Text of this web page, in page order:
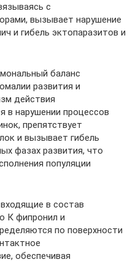
с
вызывает нарушение
и гибель эктопаразитов и
баланс
развития и
действия
в нарушении процессов
препятствует
и вызывает гибель
фазах развития, что
популяции
в состав
К фипронил и
по поверхности
обеспечивая